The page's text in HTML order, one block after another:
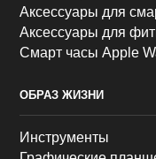
Аксессуары для
Аксессуары для
Смарт часы Apple
ОБРАЗ ЖИЗНИ
Инструменты